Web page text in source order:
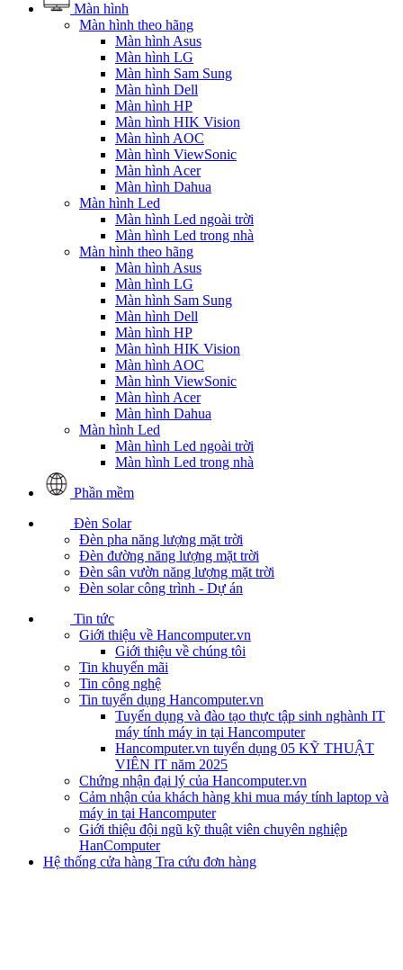
Màn hình
Màn hình theo hãng
Màn hình Asus
Màn hình LG
Màn hình Sam Sung
Màn hình Dell
Màn hình HP
Màn hình HIK Vision
Màn hình AOC
Màn hình ViewSonic
Màn hình Acer
Màn hình Dahua
Màn hình Led
Màn hình Led ngoài trời
Màn hình Led trong nhà
Màn hình theo hãng
Màn hình Asus
Màn hình LG
Màn hình Sam Sung
Màn hình Dell
Màn hình HP
Màn hình HIK Vision
Màn hình AOC
Màn hình ViewSonic
Màn hình Acer
Màn hình Dahua
Màn hình Led
Màn hình Led ngoài trời
Màn hình Led trong nhà
Phần mềm
Đèn Solar
Đèn pha năng lượng mặt trời
Đèn đường năng lượng mặt trời
Đèn sân vườn năng lượng mặt trời
Đèn solar công trình - Dự án
Tin tức
Giới thiệu về Hancomputer.vn
Giới thiệu về chúng tôi
Tin khuyến mãi
Tin công nghệ
Tin tuyển dụng Hancomputer.vn
Tuyển dụng và đào tạo thực tập sinh nghành IT
máy tính máy in tại Hancomputer
Hancomputer.vn tuyển dụng 05 KỸ THUẬT
VIÊN IT năm 2025
Chứng nhận đại lý của Hancomputer.vn
Cảm nhận của khách hàng khi mua máy tính laptop và
máy in tại Hancomputer
Giới thiệu đội ngũ kỹ thuật viên chuyên nghiệp
HanComputer
Hệ thống cửa hàng Tra cứu đơn hàng